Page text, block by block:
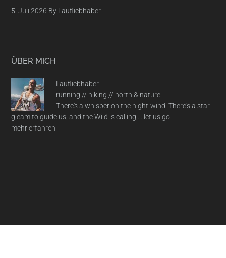
5. Juli 2026 By Laufliebhaber
ÜBER MICH
Laufliebhaber
running // hiking // north & nature
There's a whisper on the night-wind. There's a star
gleam to guide us, and the Wild is calling,... let us go.
mehr erfahren